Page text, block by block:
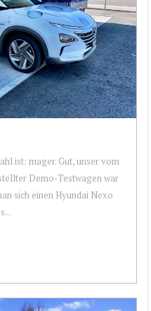
ist: mager. Gut, unser vom
Demo-Testwagen war
sich einen Hyundai Nexo